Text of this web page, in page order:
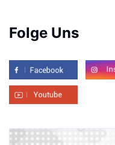
Folge Uns